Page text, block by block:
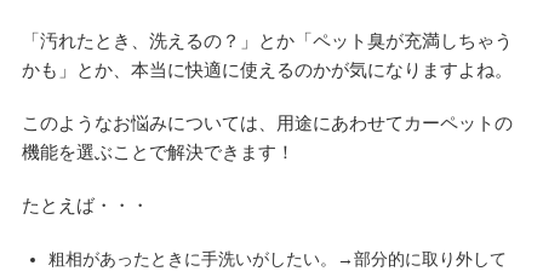
「汚れたとき、洗えるの？」とか「ペット臭が充満しちゃう
かも」とか、本当に快適に使えるのかが気になりますよね。
このようなお悩みについては、用途にあわせてカーペットの
機能を選ぶことで解決できます！
たとえば・・・
粗相があったときに手洗いがしたい。→部分的に取り外して